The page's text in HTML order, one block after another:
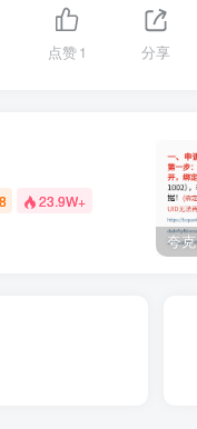
点赞1 分享
23.9W+
夸